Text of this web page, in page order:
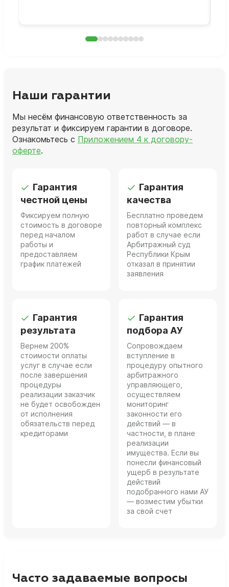
Наши гарантии
Мы несём финансовую ответственность за
результат и фиксируем гарантии в договоре.
Ознакомьтесь с Приложением 4 к договору-
оферте.
Гарантия
честной цены
Фиксируем полную
стоимость в договоре
перед началом
работы и
предоставляем
график платежей
Гарантия
качества
Бесплатно проведем
повторный комплекс
работ в случае если
Арбитражный суд
Республики Крым
отказал в принятии
заявления
Гарантия
результата
Вернем 200%
стоимости оплаты
услуг в случае если
после завершения
процедуры
реализации заказчик
не будет освобожден
от исполнения
обязательств перед
кредиторами
Гарантия
подбора АУ
Сопровождаем
вступление в
процедуру опытного
арбитражного
управляющего,
осуществляем
мониторинг
законности его
действий — в
частности, в плане
реализации
имущества. Если вы
понесли финансовый
ущерб в результате
действий
подобранного нами АУ
— возместим убытки
за свой счет
Часто задаваемые вопросы